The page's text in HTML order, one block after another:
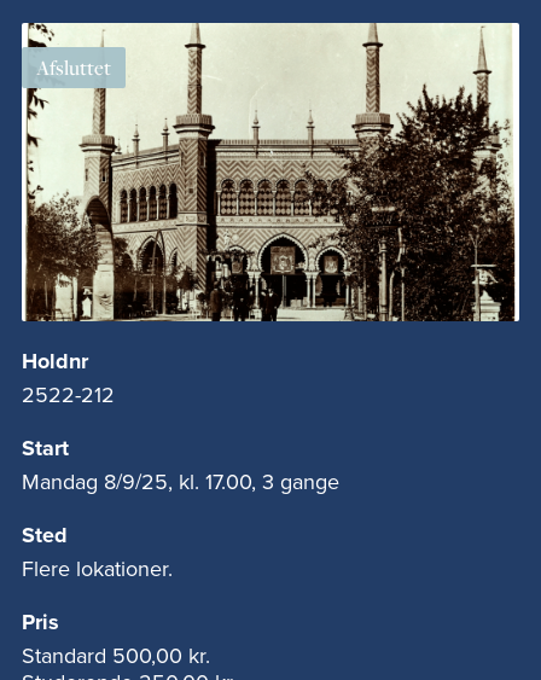
Afsluttet
Holdnr
2522-212
Start
Mandag 8/9/25, kl. 17.00, 3 gange
Sted
Flere lokationer.
Pris
Standard 500,00 kr.